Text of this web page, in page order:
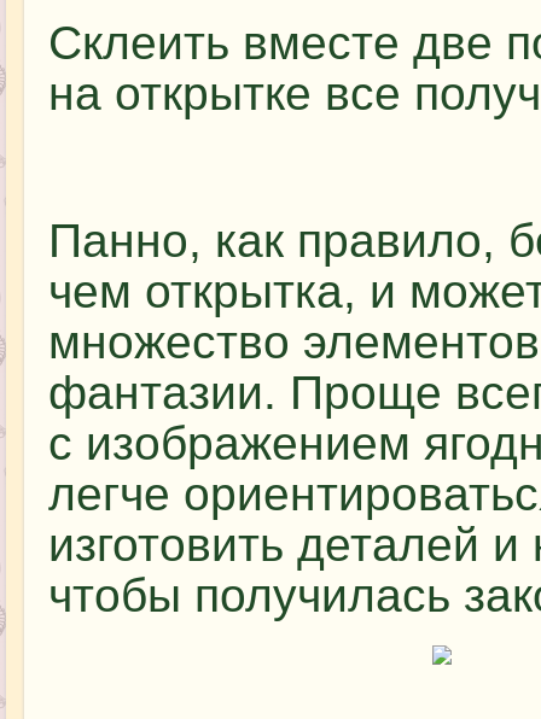
Склеить вместе две
на открытке все
Панно, как правило,
чем открытка, и
множество
фантазии. Проще
с изображением
легче
изготовить деталей
чтобы получилась